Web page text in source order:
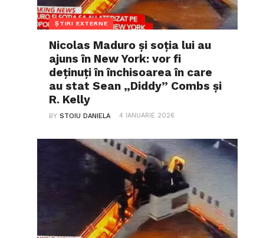
ȘTIRI EXTERNE
Nicolas Maduro și soția lui au
ajuns în New York: vor fi
deținuți în închisoarea în care
au stat Sean „Diddy” Combs și
R. Kelly
BYSTOIU DANIELA 4 IANUARIE 2026